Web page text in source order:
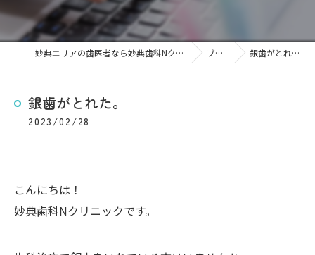
妙典エリアの歯医者なら妙典歯科Nクリニック ブログ 銀歯がとれた。
銀歯がとれた。
2023/02/28
こんにちは！
妙典歯科Nクリニックです。